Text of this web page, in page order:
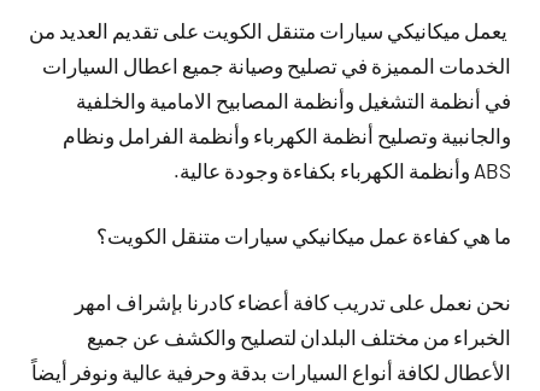
يعمل ميكانيكي سيارات متنقل الكويت على تقديم العديد من
الخدمات المميزة في تصليح وصيانة جميع اعطال السيارات
في أنظمة التشغيل وأنظمة المصابيح الامامية والخلفية
والجانبية وتصليح أنظمة الكهرباء وأنظمة الفرامل ونظام
ABS وأنظمة الكهرباء بكفاءة وجودة عالية.
ما هي كفاءة عمل ميكانيكي سيارات متنقل الكويت؟
نحن نعمل على تدريب كافة أعضاء كادرنا بإشراف امهر
الخبراء من مختلف البلدان لتصليح والكشف عن جميع
الأعطال لكافة أنواع السيارات بدقة وحرفية عالية ونوفر أيضاً